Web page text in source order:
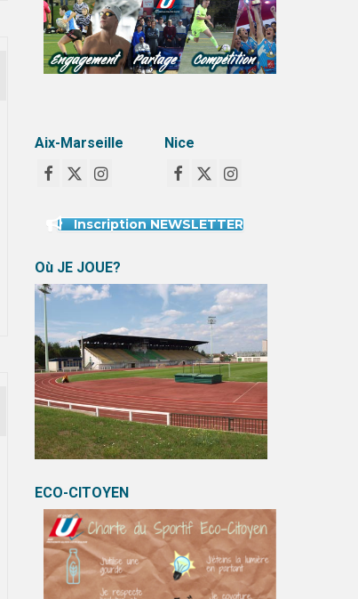
Aix-Marseille Nice
Inscription NEWSLETTER
Où JE JOUE?
ECO-CITOYEN